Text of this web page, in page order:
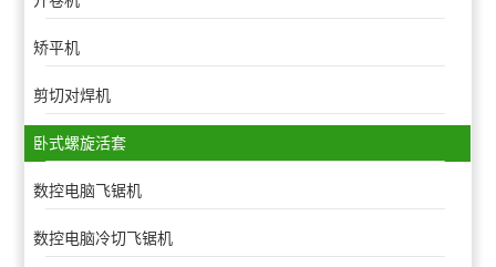
矫平机
剪切对焊机
卧式螺旋活套
数控电脑飞锯机
数控电脑冷切飞锯机